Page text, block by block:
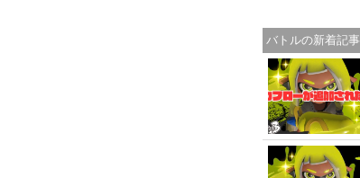
バトルの新着記事